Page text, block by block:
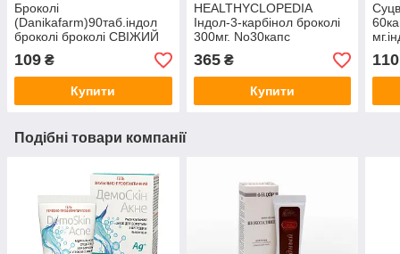
Броколі
(Danikafarm)90таб.індол
броколі броколі СВІЖИЙ
109 ₴
Купити
HEALTHYCLOPEDIA
Індол-3-карбінол броколі
300мг. No30капс
365₴
Купити
110
Подібні товари компанії